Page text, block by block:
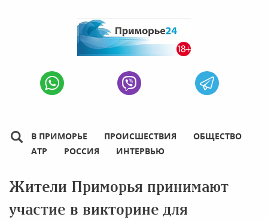
В ПРИМОРЬЕ ПРОИСШЕСТВИЯ
ОБЩЕСТВО
АТР
РОССИЯ ИНТЕРВЬЮ
Жители Приморья принимают
участие в викторине для